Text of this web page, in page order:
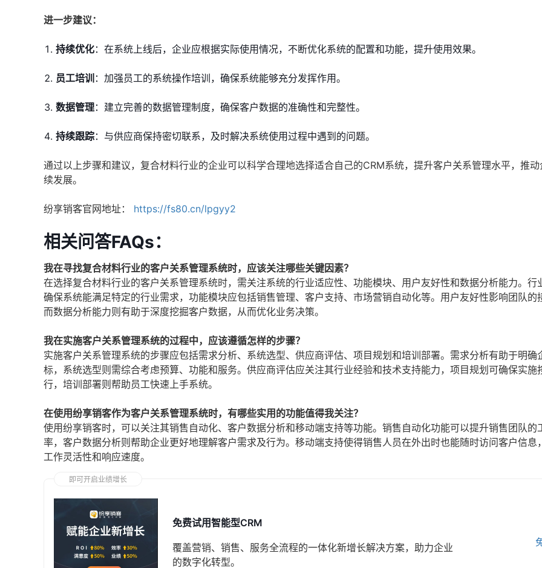
进一步建议：
持续优化：在系统上线后，企业应根据实际使用情况，不断优化系统的配置和功能，提升使用效果。
员工培训 ：加强员工的系统操作培训，确保系统能够充分发挥作用。
数据管理：建立完善的数据管理制度，确保客户数据的准确性和完整性。
持续跟踪：与供应商保持密切联系，及时解决系统使用过程中遇到的问题。
通过以上步骤和建议，复合材料行业的企业可以科学合理地选择适合自己的CRM系统，提升客户关系管理水平，推
续发展。
纷享销客官网地址： https://fs80.cn/lpgyy2
相关问答FAQs：
我在寻找复合材料行业的客户关系管理系统时，应该关注哪些关键因素？
在选择复合材料行业的客户关系管理系统时，需关注系统的行业适应性、功能模块、用户友好性和数据分析能力。行
确保系统能满足特定的行业需求，功能模块应包括销售管理、客户支持、市场营销自动化等。用户友好性影响团队的
而数据分析能力则有助于深度挖掘客户数据，从而优化业务决策。
我在实施客户关系管理系统的过程中，应该遵循怎样的步骤？
实施客户关系管理系统的步骤应包括需求分析、系统选型、供应商评估、项目规划和培训部署。需求分析有助于明确
标，系统选型则需综合考虑预算、功能和服务。供应商评估应关注其行业经验和技术支持能力，项目规划可确保实施
行，培训部署则帮助员工快速上手系统。
在使用纷享销客作为客户关系管理系统时，有哪些实用的功能值得我关注？
使用纷享销客时，可以关注其销售自动化、客户数据分析和移动端支持等功能。销售自动化功能可以提升销售团队的
率，客户数据分析则帮助企业更好地理解客户需求及行为。移动端支持使得销售人员在外出时也能随时访问客户信息
工作灵活性和响应速度。
即可开启业绩增长
免费试用智能型CRM
覆盖营销、销售、服务全流程的一体化新增长解决方案，助力企业
的数字化转型。